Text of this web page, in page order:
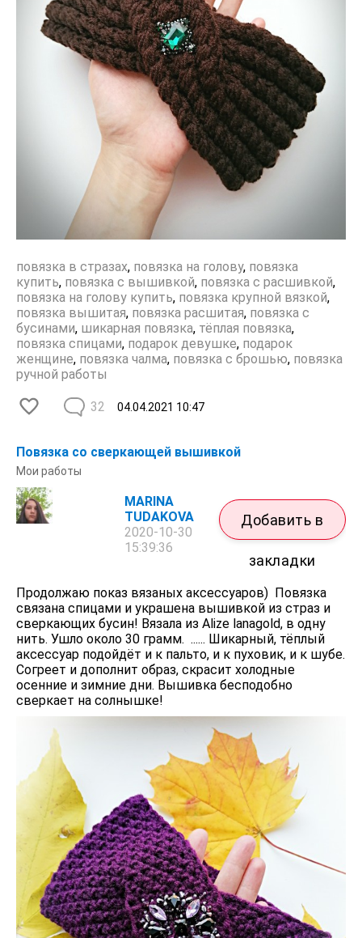
повязка в стразах, повязка на голову, повязка
купить, повязка с вышивкой, повязка с расшивкой,
повязка на голову купить, повязка крупной вязкой,
повязка вышитая, повязка расшитая, повязка с
бусинами, шикарная повязка, тёплая повязка,
повязка спицами, подарок девушке, подарок
женщине, повязка чалма, повязка с брошью, повязка
ручной работы
04.04.2021 10:47
32
Повязка со сверкающей вышивкой
Мои работы
MARINA
TUDAKOVA
2020-10-30
15:39:36
Добавить в
закладки
Продолжаю показ вязаных аксессуаров) Повязка
связана спицами и украшена вышивкой из страз и
сверкающих бусин! Вязала из Alize lanagold, в одну
нить. Ушло около 30 грамм. ...... Шикарный, тёплый
аксессуар подойдёт и к пальто, и к пуховик, и к шубе.
Согреет и дополнит образ, скрасит холодные
осенние и зимние дни. Вышивка бесподобно
сверкает на солнышке!